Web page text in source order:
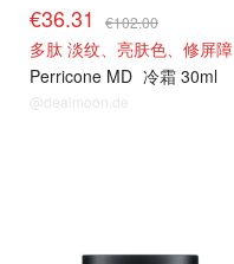
€36.31 €102.00
多肽 淡纹、亮肤色、修屏障
Perricone MD 冷霜 30ml
@dealmoon.de